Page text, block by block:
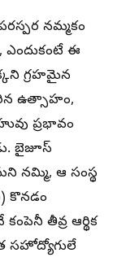
నమ్మకం
ఈ
గ్రహమైన
ఉత్సాహం,
ప్రభావం
బైజూస్
ఆ సంస్థ
కొనడం
తీవ్ర ఆర్థిక
సహోద్యోగులే